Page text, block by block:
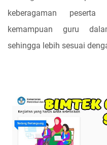
keberagaman
kemampuan guru
sehingga lebih sesuai